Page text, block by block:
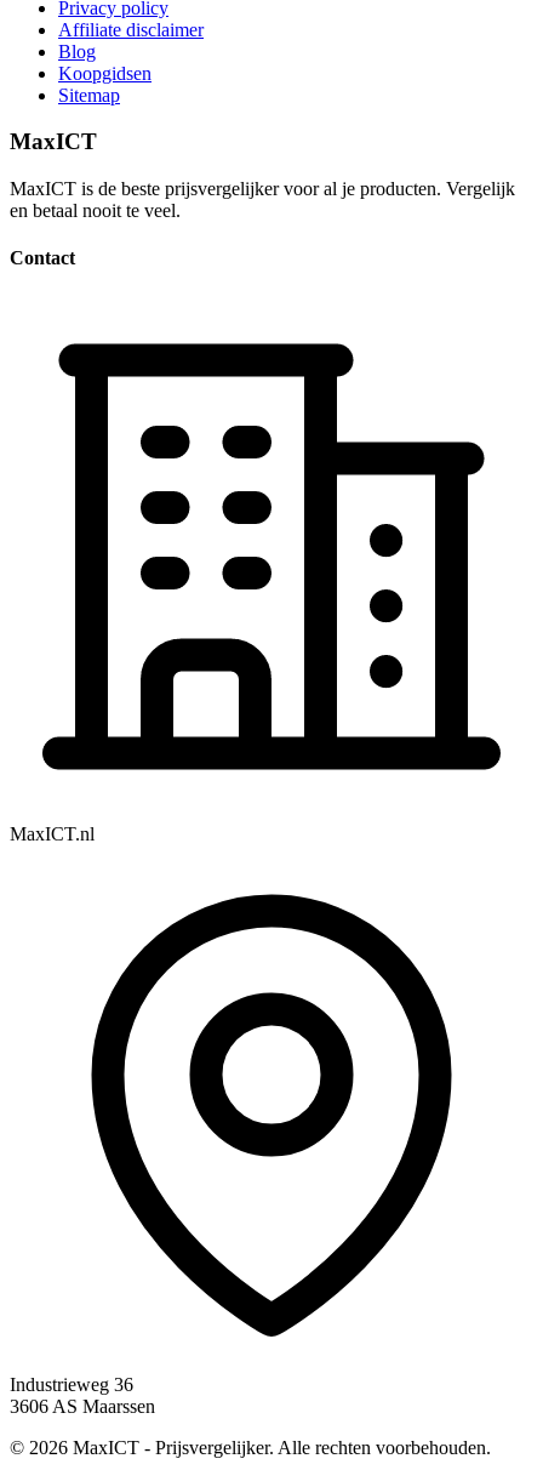
Privacy policy
Affiliate disclaimer
Blog
Koopgidsen
Sitemap
MaxICT
MaxICT is de beste prijsvergelijker voor al je producten. Vergelijk
en betaal nooit te veel.
Contact
MaxICT.nl
Industrieweg 36
3606 AS Maarssen
© 2026 MaxICT - Prijsvergelijker. Alle rechten voorbehouden.